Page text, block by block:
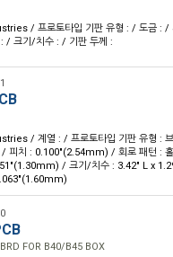
/ 프로토타입 기판 유형 : / 도금 : /
/ 크기/치수 : / 기판 두께 :
/ 계열 : / 프로토타입 기판 유형 :
피치 : 0.100"(2.54mm) / 회로 패턴 :
/ 크기/치수 : 3.42" L x
FOR B40/B45 BOX